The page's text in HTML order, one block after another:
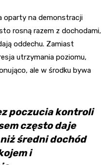
oparty na demonstracji
rosną razem z dochodami,
oddechu. Zamiast
utrzymania poziomu,
ale w środku bywa
poczucia kontroli
często daje
średni dochód
i